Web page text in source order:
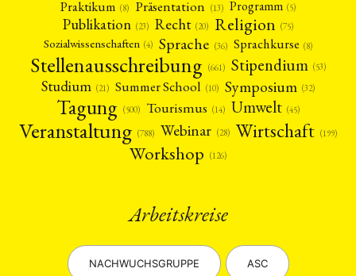
Praktikum (8) Präsentation (13) Programm (5)
Publikation (23) Recht (20) Religion (75)
Sozialwissenschaften (4) Sprache (36) Sprachkurse (8)
Stellenausschreibung (661) Stipendium (53)
Studium (21) Summer School (10) Symposium (32)
Tagung (500) Tourismus (14) Umwelt (45)
Veranstaltung (788) Webinar (28) Wirtschaft (199)
Workshop (126)
Arbeitskreise
NACHWUCHSGRUPPE ASC